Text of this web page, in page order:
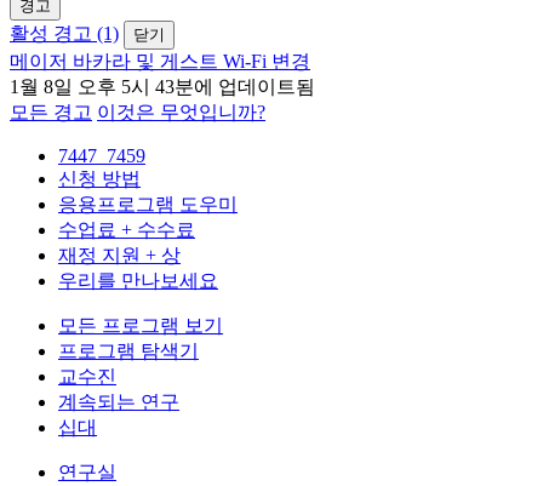
경고
활성 경고 (1) 닫기
메이저 바카라 및 게스트 Wi-Fi 변경
1월 8일 오후 5시 43분에 업데이트됨
모든 경고 이것은 무엇입니까?
7447_7459
신청 방법
응용프로그램 도우미
수업료 + 수수료
재정 지원 + 상
우리를 만나보세요
모든 프로그램 보기
프로그램 탐색기
교수진
계속되는 연구
십대
연구실